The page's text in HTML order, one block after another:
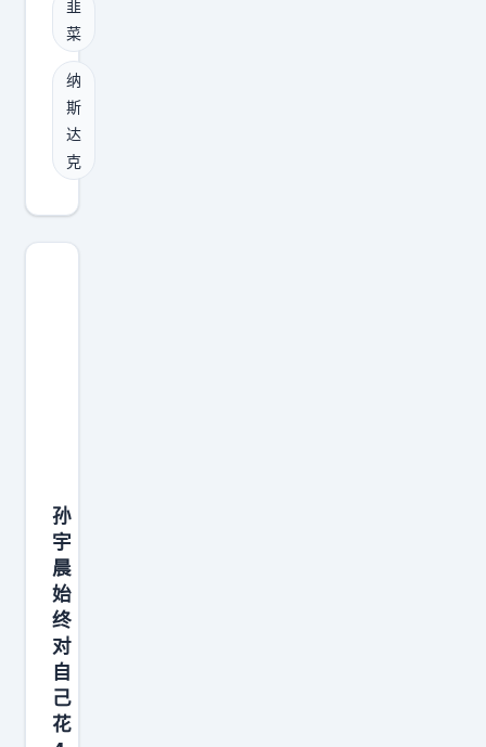
期
投
资
人
却
在
，
难
免
心
里
打
鼓
，
说
。
年
6
搞
的
这
场
“
史
玉
柱
聪
？
其
实
研
究
分
在
代
币
上
都
是
虚
韭
菜
纳
斯
达
克
孙
宇
晨
始
终
对
自
己
花